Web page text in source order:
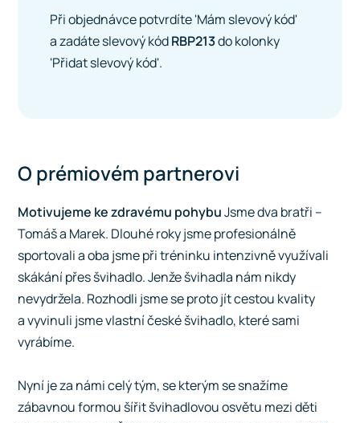
Při objednávce potvrdíte 'Mám slevový kód'
a zadáte slevový kódRBP213do kolonky
'Přidat slevový kód'.
O prémiovém partnerovi
Motivujeme ke zdravému pohybuJsme dva bratři –
Tomáš a Marek. Dlouhé roky jsme profesionálně
sportovali a oba jsme při tréninku intenzivně využívali
skákání přes švihadlo. Jenže švihadla nám nikdy
nevydržela. Rozhodli jsme se proto jít cestou kvality
a vyvinuli jsme vlastní české švihadlo, které sami
vyrábíme.
Nyní je za námi celý tým, se kterým se snažíme
zábavnou formou šířit švihadlovou osvětu mezi děti